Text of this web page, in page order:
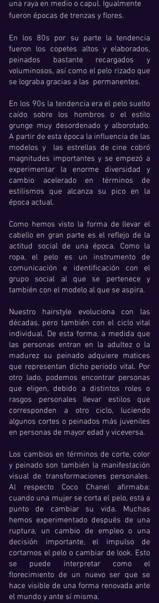
una raya en medio o capul. Igualmente
fueron épocas de trenzas y flores.
En los 80s por su parte la tendencia
fueron los copetes altos y elaborados,
peinados bastante recargados y
voluminosos, así como el pelo rizado que
se lograba gracias a las  permanentes.
En los 90s la tendencia era el pelo suelto
caído sobre los hombros o el estilo
grunge muy desordenado y alborotado.
A partir de esta época la influencia de las
modelos y  las estrellas de cine cobró
magnitudes importantes y se empezó a
experimentar la enorme diversidad y
cambio acelerado en términos de
estilismos que alcanza su pico en la
época actual.
Como hemos visto la forma de llevar el
cabello en gran parte es el reflejo de la
actitud social de una época. Como la
ropa, el pelo es un instrumento de
comunicación e identificación con el
grupo social al que se pertenece y
también con el modelo al que se aspira.
Nuestro hairstyle evoluciona con las
décadas, pero también con el ciclo vital
individual. De esta forma, a medida que
las personas entran en la adultez o la
madurez su peinado adquiere matices
que representan dicho periodo vital. Por
otro lado, podemos encontrar personas
que eligen, debido a distintos roles o
rasgos personales llevar estilos que
corresponden a otro ciclo, luciendo
algunos cortes o peinados más juveniles
en personas de mayor edad y viceversa.
Los cambios en términos de corte, color
y peinado son también la manifestación
visual de transformaciones personales.
Al respecto Coco Chanel afirmaba:
cuando una mujer se corta el pelo, está a
punto de cambiar su vida. Muchas
hemos experimentado después de una
ruptura, un cambio de empleo o una
decisión importante, el impulso de
cortarnos el pelo o cambiar de look. Esto
se puede interpretar como el
florecimiento de un nuevo ser que se
hace visible de una forma renovada ante
el mundo y ante sí misma.